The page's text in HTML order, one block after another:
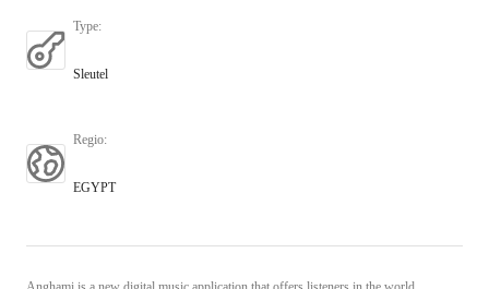
Type:
Sleutel
Regio:
EGYPT